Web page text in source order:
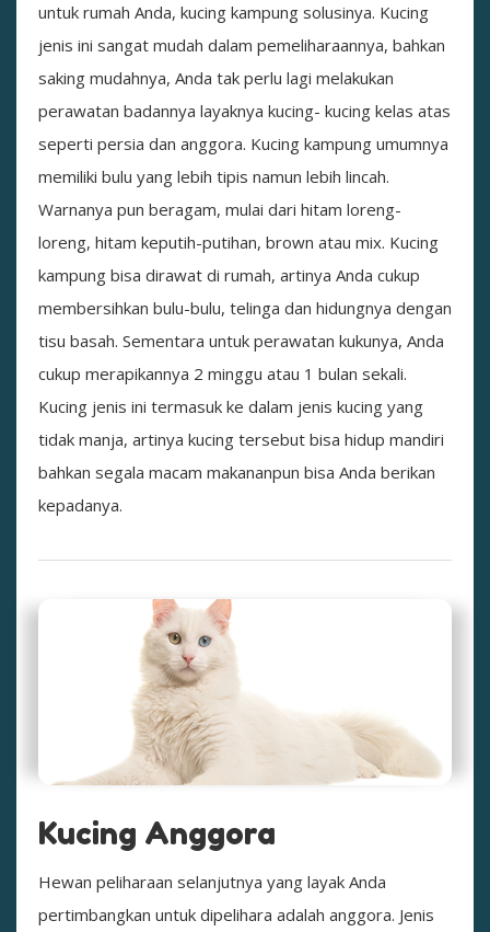
untuk rumah Anda, kucing kampung solusinya. Kucing
jenis ini sangat mudah dalam pemeliharaannya, bahkan
saking mudahnya, Anda tak perlu lagi melakukan
perawatan badannya layaknya kucing- kucing kelas atas
seperti persia dan anggora. Kucing kampung umumnya
memiliki bulu yang lebih tipis namun lebih lincah.
Warnanya pun beragam, mulai dari hitam loreng-
loreng, hitam keputih-putihan, brown atau mix. Kucing
kampung bisa dirawat di rumah, artinya Anda cukup
membersihkan bulu-bulu, telinga dan hidungnya dengan
tisu basah. Sementara untuk perawatan kukunya, Anda
cukup merapikannya 2 minggu atau 1 bulan sekali.
Kucing jenis ini termasuk ke dalam jenis kucing yang
tidak manja, artinya kucing tersebut bisa hidup mandiri
bahkan segala macam makananpun bisa Anda berikan
kepadanya.
Kucing Anggora
Hewan peliharaan selanjutnya yang layak Anda
pertimbangkan untuk dipelihara adalah anggora. Jenis